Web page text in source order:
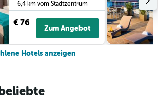
6,4 km vom Stadtzentrum
€ 76
Zum Angebot
Hotels anzeigen